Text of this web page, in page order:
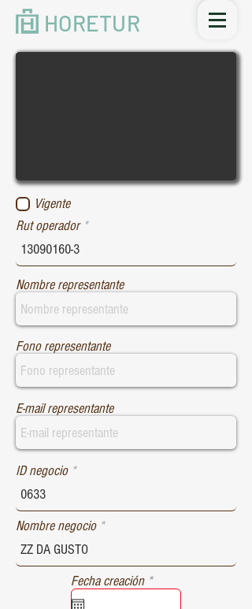
HORETUR
Vigente
Rut operador
Nombre representante
Fono representante
E-mail representante
ID negocio
Nombre negocio
Fecha creación *r
e